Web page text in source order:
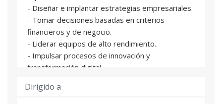
- Diseñar e implantar estrategias empresariales.
- Tomar decisiones basadas en criterios
financieros y de negocio.
- Liderar equipos de alto rendimiento.
- Impulsar procesos de innovación y
transformación digital.
empresa en una visión global.
Dirigido a